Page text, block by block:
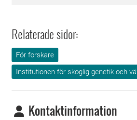
Relaterade sidor:
För forskare
Institutionen för skoglig genetik och
Kontaktinformation